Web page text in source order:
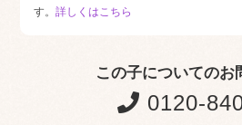
す。詳しくはこちら
この子についてのお
0120-